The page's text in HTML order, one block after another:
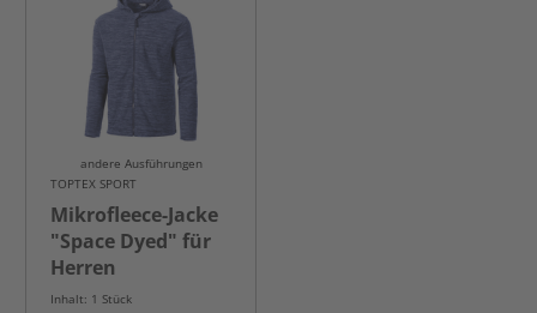
andere Ausführungen
TOPTEX SPORT
Mikrofleece-Jacke
"Space Dyed" für
Herren
Inhalt: 1 Stück